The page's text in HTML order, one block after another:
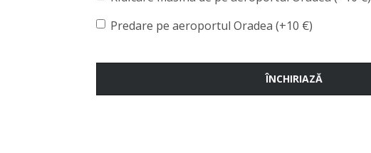
Predare pe aeroportul Oradea (+10 €)
ÎNCHIRIAZĂ